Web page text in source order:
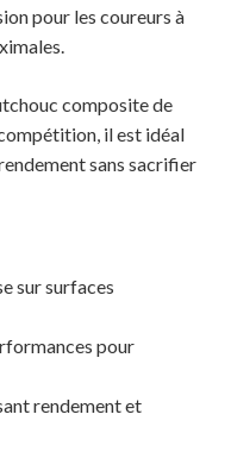
pour les coureurs à
composite de
il est idéal
sans sacrifier
sur surfaces
pour
rendement et